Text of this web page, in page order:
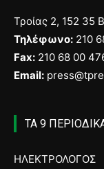
Τροίας 2, 152 35
Τηλέφωνο: 210
Fax: 210 68 00
Email:
ΤΑ 9
ΗΛΕΚΤΡΟΛΟΓΟΣ